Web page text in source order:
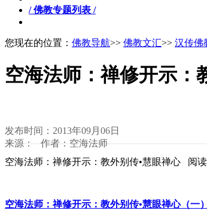
/ 佛教专题列表 /
您现在的位置： 佛教导航>> 佛教文汇>> 汉传佛
空海法师：禅修开示：
发布时间：2013年09月06日
来源： 作者：空海法师
空海法师：禅修开示：教外别传•慧眼禅心 阅
空海法师：禅修开示：教外别传•慧眼禅心（一）